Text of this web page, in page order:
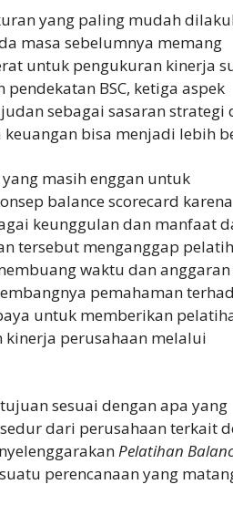
yang paling mudah
masa sebelumnya memang
untuk pengukuran kinerja
BSC, ketiga aspek
sebagai sasaran strategi
bisa menjadi lebih
masih enggan untuk
balance scorecard
keunggulan dan manfaat
tersebut menganggap
waktu dan anggaran
pemahaman
untuk memberikan
perusahaan melalui
sesuai dengan apa yang
dari perusahaan terkait
Pelatihan
perencanaan yang